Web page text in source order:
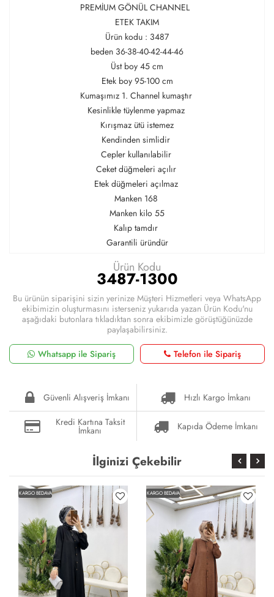
PREMİUM GÖNÜL CHANNEL
ETEK TAKIM
Ürün kodu : 3487
beden 36-38-40-42-44-46
Üst boy 45 cm
Etek boy 95-100 cm
Kumaşımız 1. Channel kumaştır
Kesinlikle tüylenme yapmaz
Kırışmaz ütü istemez
Kendinden simlidir
Cepler kullanılabilir
Ceket düğmeleri açılır
Etek düğmeleri açılmaz
Manken 168
Manken kilo 55
Kalıp tamdır
Garantili üründür
Ürün Kodu
3487-1300
Bu ürünün siparişini sizin yerinize Müşteri Hizmetleri veya WhatsApp
ekibimizin oluşturmasını isterseniz yukarıda yazan Ürün Kodu'nu
aşağıdaki butonlara tıkladıktan sonra ekibimizle görüştüğünüzde
paylaşabilirsiniz.
Whatsapp ile Sipariş
Telefon ile Sipariş
Güvenli Alışveriş İmkanı
Hızlı Kargo İmkanı
Kredi Kartına Taksit
İmkanı Kapıda Ödeme İmkanı
İlginizi Çekebilir
KARGO BEDAVA KARGO BEDAVA